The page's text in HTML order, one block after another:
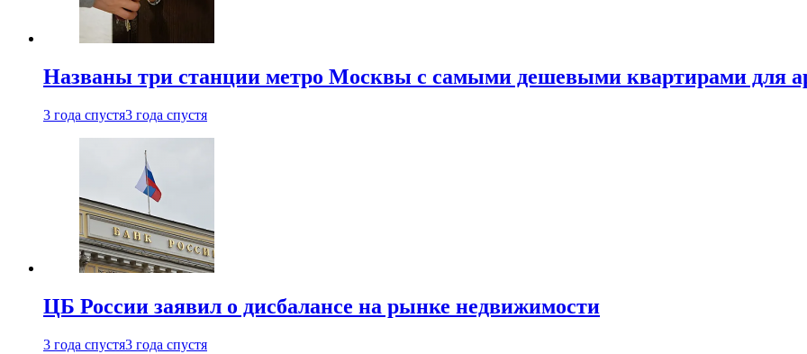
Названы три станции метро Москвы с самыми дешевыми квартирами для
3 года спустя3 года спустя
ЦБ России заявил о дисбалансе на рынке недвижимости
3 года спустя3 года спустя